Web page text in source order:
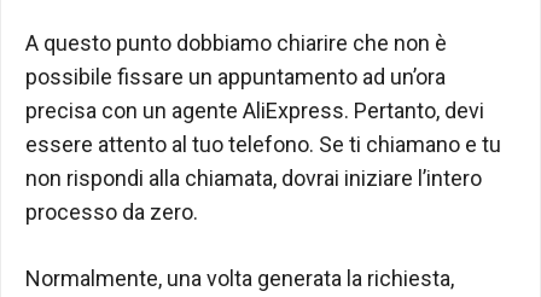
A questo punto dobbiamo chiarire che non è
possibile fissare un appuntamento ad un’ora
precisa con un agente AliExpress. Pertanto, devi
essere attento al tuo telefono. Se ti chiamano e tu
non rispondi alla chiamata, dovrai iniziare l’intero
processo da zero.
Normalmente, una volta generata la richiesta,